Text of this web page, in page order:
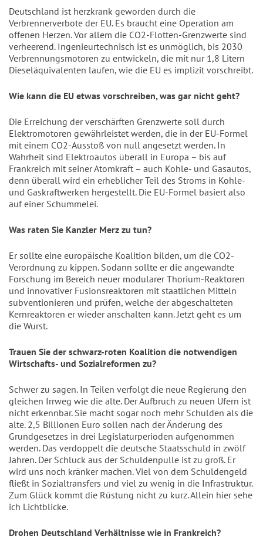
Deutschland ist herzkrank geworden durch die
Verbrennerverbote der EU. Es braucht eine Operation am
offenen Herzen. Vor allem die CO2-Flotten-Grenzwerte sind
verheerend. Ingenieurtechnisch ist es unmöglich, bis 2030
Verbrennungsmotoren zu entwickeln, die mit nur 1,8 Litern
Dieseläquivalenten laufen, wie die EU es implizit vorschreibt.
Wie kann die EU etwas vorschreiben, was gar nicht geht?
Die Erreichung der verschärften Grenzwerte soll durch
Elektromotoren gewährleistet werden, die in der EU-Formel
mit einem CO2-Ausstoß von null angesetzt werden. In
Wahrheit sind Elektroautos überall in Europa – bis auf
Frankreich mit seiner Atomkraft – auch Kohle- und Gasautos,
denn überall wird ein erheblicher Teil des Stroms in Kohle-
und Gaskraftwerken hergestellt. Die EU-Formel basiert also
auf einer Schummelei.
Was raten Sie Kanzler Merz zu tun?
Er sollte eine europäische Koalition bilden, um die CO2-
Verordnung zu kippen. Sodann sollte er die angewandte
Forschung im Bereich neuer modularer Thorium-Reaktoren
und innovativer Fusionsreaktoren mit staatlichen Mitteln
subventionieren und prüfen, welche der abgeschalteten
Kernreaktoren er wieder anschalten kann. Jetzt geht es um
die Wurst.
Trauen Sie der schwarz-roten Koalition die notwendigen
Wirtschafts- und Sozialreformen zu?
Schwer zu sagen. In Teilen verfolgt die neue Regierung den
gleichen Irrweg wie die alte. Der Aufbruch zu neuen Ufern ist
nicht erkennbar. Sie macht sogar noch mehr Schulden als die
alte. 2,5 Billionen Euro sollen nach der Änderung des
Grundgesetzes in drei Legislaturperioden aufgenommen
werden. Das verdoppelt die deutsche Staatsschuld in zwölf
Jahren. Der Schluck aus der Schuldenpulle ist zu groß. Er
wird uns noch kränker machen. Viel von dem Schuldengeld
fließt in Sozialtransfers und viel zu wenig in die Infrastruktur.
Zum Glück kommt die Rüstung nicht zu kurz. Allein hier sehe
ich Lichtblicke.
Drohen Deutschland Verhältnisse wie in Frankreich?